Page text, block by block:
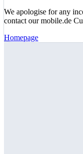
We apologise for any
contact our mobile.de
Homepage